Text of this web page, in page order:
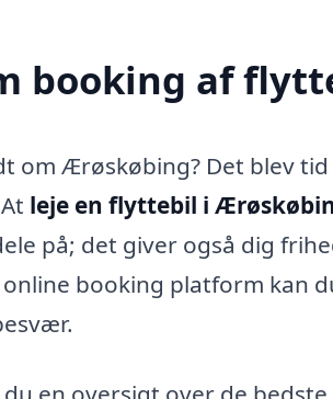
booking af
om Ærøskøbing? Det blev
leje en flyttebil i
på; det giver også dig
booking platform kan